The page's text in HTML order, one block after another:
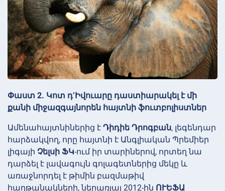
Փաստ 2. Կոտ դ’Իվուարը դաստիարակել է մի
քանի միջազգայնորեն հայտնի ֆուտբոլիստներ
Ամենահայտնիներից է Դիդիե Դրոգբան, լեգենդար
հարձակվող, որը հայտնի է Անգլիական Պրեմիեր
լիգայի Չելսի ՖԿ-ում իր տարիներով, որտեղ նա
դարձել է լավագույն գոլագետներից մեկը և
առաջնորդել է թիմին բազմաթիվ
հաղթանակների, ներառյալ 2012-ին ՈՒԵՖԱ